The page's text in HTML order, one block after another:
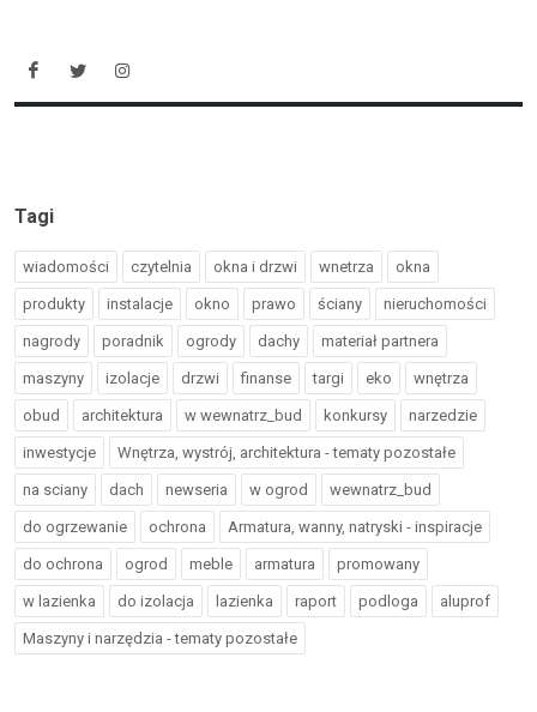
Tagi
wiadomości czytelnia okna i drzwi wnetrza okna
produkty instalacje okno prawo ściany nieruchomości
nagrody poradnik ogrody dachy materiał partnera
maszyny izolacje drzwi finanse targi eko wnętrza
obud architektura w wewnatrz_bud konkursy narzedzie
inwestycje Wnętrza, wystrój, architektura - tematy pozostałe
na sciany dach newseria w ogrod wewnatrz_bud
do ogrzewanie ochrona Armatura, wanny, natryski - inspiracje
do ochrona ogrod meble armatura promowany
w lazienka do izolacja lazienka raport podloga aluprof
Maszyny i narzędzia - tematy pozostałe